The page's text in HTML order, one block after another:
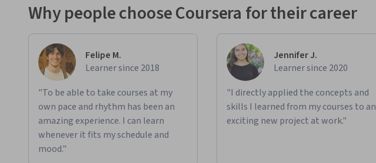
Why people choose Coursera for their career
Felipe M.
Learner since 2018
"To be able to take courses at my
own pace and rhythm has been an
amazing experience. I can learn
whenever it fits my schedule and
mood."
Jennifer J.
Learner since 2020
"I directly applied the concepts and
skills I learned from my courses to an
exciting new project at work."